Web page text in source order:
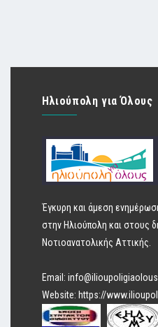
Ηλιούπολη για Όλους
Έγκυρη και άμεση
στην Ηλιούπολη και στους
Νοτιοανατολικής Αττικής.
Email:
Website: https://